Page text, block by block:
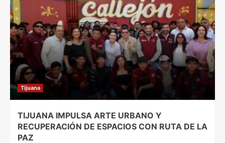
Tijuana
TIJUANA IMPULSA ARTE URBANO Y
RECUPERACIÓN DE ESPACIOS CON RUTA DE LA
PAZ